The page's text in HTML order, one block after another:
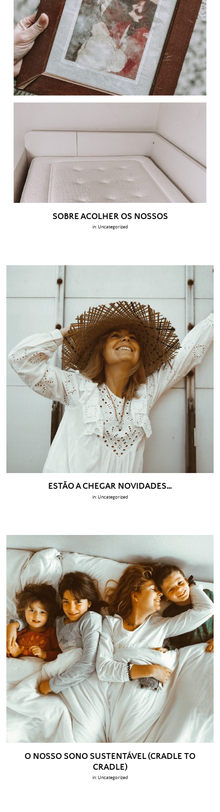
SOBRE ACOLHER OS NOSSOS
in: Uncategorized
ESTÃO A CHEGAR NOVIDADES…
in: Uncategorized
O NOSSO SONO SUSTENTÁVEL (CRADLE TO
CRADLE)
in: Uncategorized